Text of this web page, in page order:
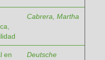
Cabrera, Martha
en
Deutsche